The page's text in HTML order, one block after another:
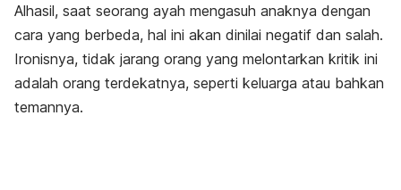
Alhasil, saat seorang ayah mengasuh anaknya dengan
cara yang berbeda, hal ini akan dinilai negatif dan salah.
Ironisnya, tidak jarang orang yang melontarkan kritik ini
adalah orang terdekatnya, seperti keluarga atau bahkan
temannya.